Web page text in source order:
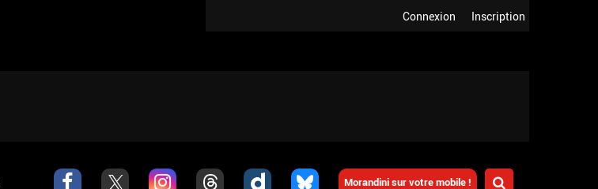
Inscription
Connexion
Morandini sur votre mobile !